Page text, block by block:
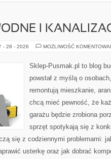
I
- 28 - 2026 MOŻLIWOŚĆ
Sklep-Pusmak.pl to blog
powstał z myślą o
remontują mieszkanie,
chcą mieć pewność, że
garażu będzie zrobiona
sprzęt spotykają się z
się z codziennymi problemami:
usterkę oraz jak dobrać